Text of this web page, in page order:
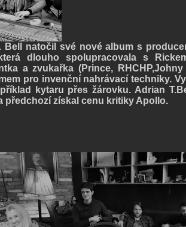
Bell natočil své nové album s
dlouho spolupracovala s
a zvukařka (Prince,
pro invenční nahrávací techniky.
kytaru přes žárovku. Adrian
předchozí získal cenu kritiky Apollo.